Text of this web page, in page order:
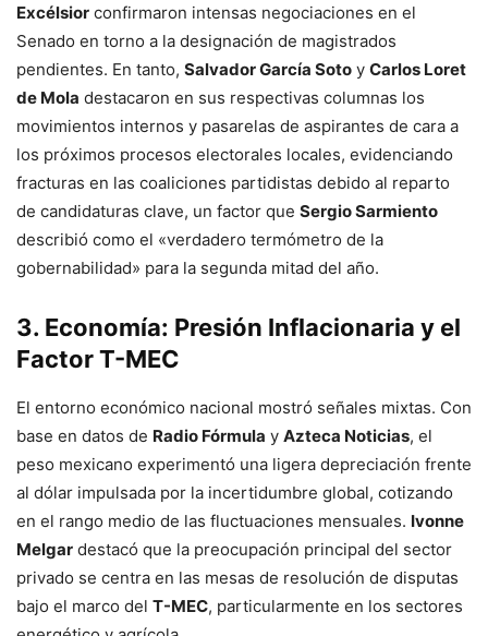
Excélsior confirmaron intensas negociaciones en el
Senado en torno a la designación de magistrados
pendientes. En tanto, Salvador García Soto y Carlos Loret
de Mola destacaron en sus respectivas columnas los
movimientos internos y pasarelas de aspirantes de cara a
los próximos procesos electorales locales, evidenciando
fracturas en las coaliciones partidistas debido al reparto
de candidaturas clave, un factor que Sergio Sarmiento
describió como el «verdadero termómetro de la
gobernabilidad» para la segunda mitad del año.
3. Economía: Presión Inflacionaria y el
Factor T-MEC
El entorno económico nacional mostró señales mixtas. Con
base en datos de Radio Fórmula y Azteca Noticias, el
peso mexicano experimentó una ligera depreciación frente
al dólar impulsada por la incertidumbre global, cotizando
en el rango medio de las fluctuaciones mensuales. Ivonne
Melgar destacó que la preocupación principal del sector
privado se centra en las mesas de resolución de disputas
bajo el marco del T-MEC, particularmente en los sectores